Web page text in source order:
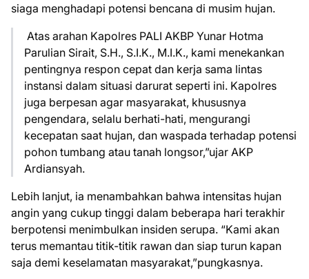
siaga menghadapi potensi bencana di musim hujan.
Atas arahan Kapolres PALI AKBP Yunar Hotma
Parulian Sirait, S.H., S.I.K., M.I.K., kami menekankan
pentingnya respon cepat dan kerja sama lintas
instansi dalam situasi darurat seperti ini. Kapolres
juga berpesan agar masyarakat, khususnya
pengendara, selalu berhati-hati, mengurangi
kecepatan saat hujan, dan waspada terhadap potensi
pohon tumbang atau tanah longsor,”ujar AKP
Ardiansyah.
Lebih lanjut, ia menambahkan bahwa intensitas hujan
angin yang cukup tinggi dalam beberapa hari terakhir
berpotensi menimbulkan insiden serupa. “Kami akan
terus memantau titik-titik rawan dan siap turun kapan
saja demi keselamatan masyarakat,”pungkasnya.